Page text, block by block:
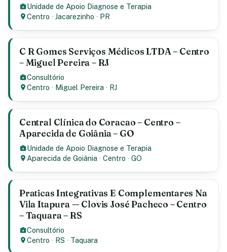
Unidade de Apoio Diagnose e Terapia
Centro ·Jacarezinho · PR
C R Gomes Serviços Médicos LTDA – Centro
– Miguel Pereira – RJ
Consultório
Centro · Miguel Pereira · RJ
Central Clínica do Coracao – Centro –
Aparecida de Goiânia – GO
Unidade de Apoio Diagnose e Terapia
Aparecida de Goiânia ·Centro ·GO
Praticas Integrativas E Complementares Na
Vila Itapura — Clovis José Pacheco – Centro
– Taquara – RS
Consultório
Centro · RS · Taquara